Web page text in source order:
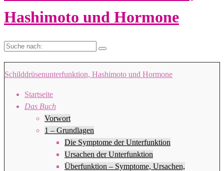
Hashimoto und Hormone
Suche
Schilddrüsenunterfunktion, Hashimoto und Hormone
Startseite
Das Buch
Vorwort
1 – Grundlagen
Die Symptome der Unterfunktion
Ursachen der Unterfunktion
Überfunktion – Symptome, Ursachen,